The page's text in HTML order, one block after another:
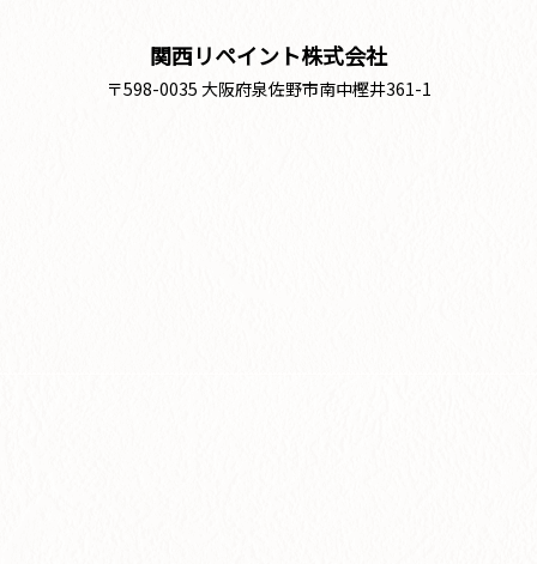
関西リペイント株式会社
〒598-0035 大阪府泉佐野市南中樫井361-1